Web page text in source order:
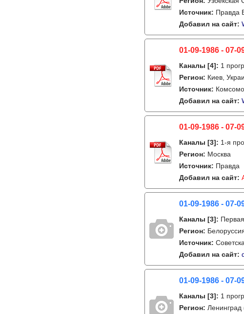
Источник: Правда
Добавил на сайт:
01-09-1986 - 07-
Каналы [4]: 1
Регион: Киев,
Источник:
Добавил на сайт:
01-09-1986 - 07-
Каналы [3]: 1-я
Регион: Москва
Источник: Правда
Добавил на сайт:
01-09-1986 - 07-
Каналы [3]:
Регион:
Источник:
Добавил на сайт:
01-09-1986 - 07-
Каналы [3]: 1
Регион: Ленинград